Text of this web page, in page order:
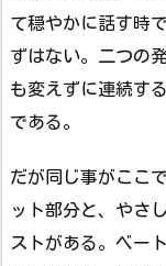
て穏やかに話す時
ずはない。二つの
も変えずに連続す
である。
だが同じ事がここ
ット部分と、やさ
ストがある。ベー